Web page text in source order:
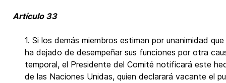
Artículo 33
1. Si los demás miembros estiman por unanimidad
ha dejado de desempeñar sus funciones por otra
temporal, el Presidente del Comité notificará este
de las Naciones Unidas, quien declarará vacante el